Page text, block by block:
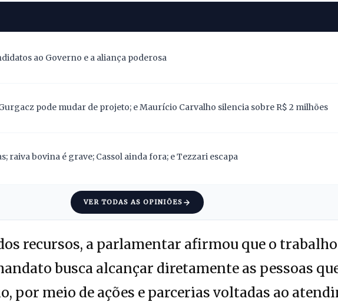
ao Governo e a aliança poderosa
pode mudar de projeto; e Maurício Carvalho silencia sobre R$ 2 milhões
raiva bovina é grave; Cassol ainda fora; e Tezzari escapa
VER TODAS AS OPINIÕES
recursos, a parlamentar afirmou que o trabalho
busca alcançar diretamente as pessoas
por meio de ações e parcerias voltadas ao